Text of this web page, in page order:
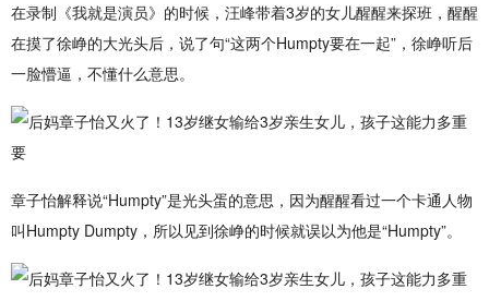
在录制《我就是演员》的时候，汪峰带着3岁的女儿醒醒来探班，醒醒
在摸了徐峥的大光头后，说了句“这两个Humpty要在一起”，徐峥听后
一脸懵逼，不懂什么意思。
章子怡解释说“Humpty”是光头蛋的意思，因为醒醒看过一个卡通人物
叫Humpty Dumpty，所以见到徐峥的时候就误以为他是“Humpty”。